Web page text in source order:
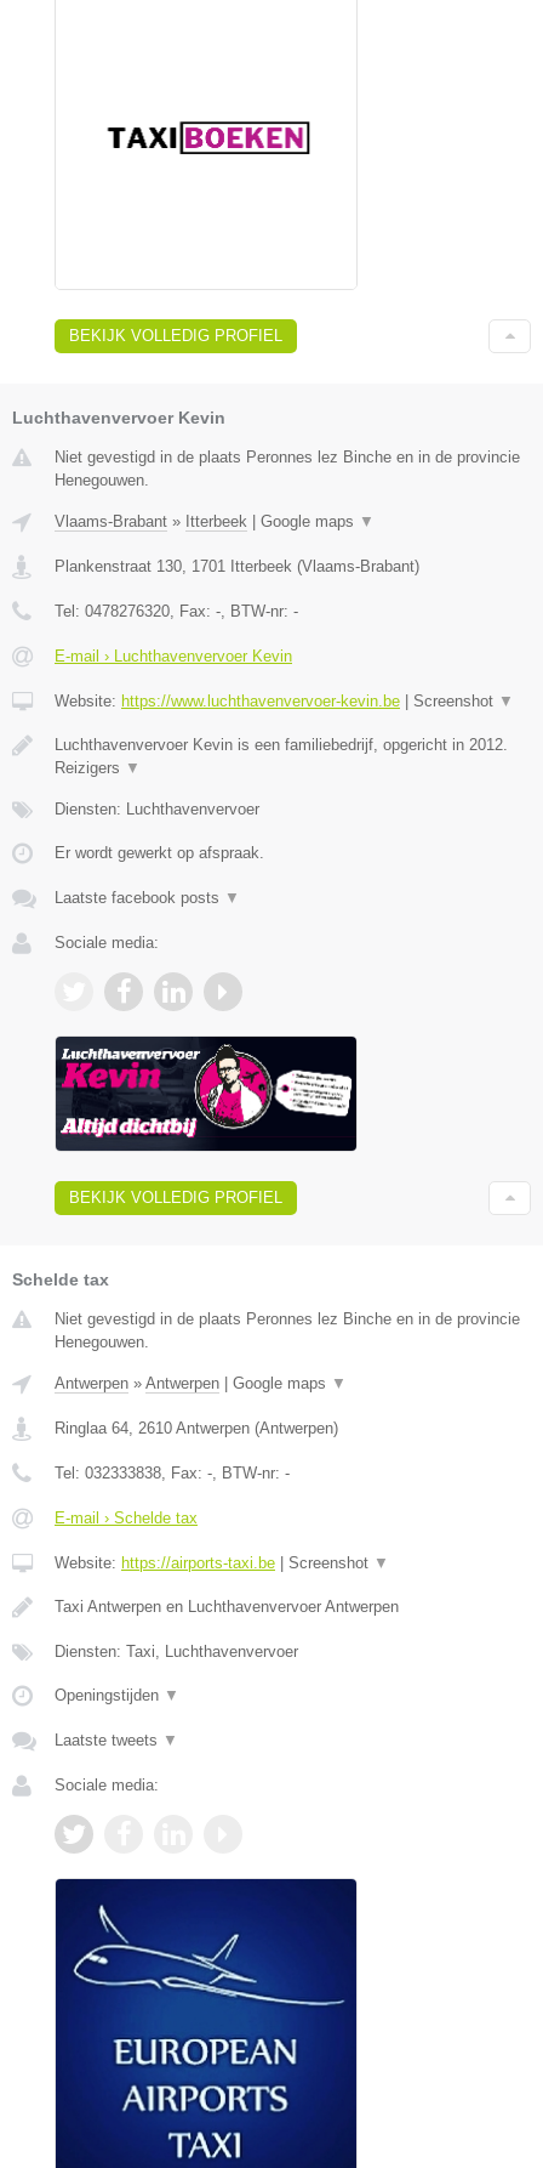
BEKIJK VOLLEDIG PROFIEL
Luchthavenvervoer Kevin
Niet gevestigd in de plaats Peronnes lez Binche en in de provincie
Henegouwen.
Vlaams-Brabant » Itterbeek Google maps ▼
Plankenstraat 130, 1701 Itterbeek (Vlaams-Brabant)
Tel: 0478276320, Fax: -, BTW-nr: -
E-mail › Luchthavenvervoer Kevin
Website: https://www.luchthavenvervoer-kevin.be Screenshot ▼
Luchthavenvervoer Kevin is een familiebedrijf, opgericht in 2012.
Reizigers ▼
Diensten: Luchthavenvervoer
Er wordt gewerkt op afspraak.
Laatste facebook posts ▼
Sociale media:
BEKIJK VOLLEDIG PROFIEL
Schelde tax
Niet gevestigd in de plaats Peronnes lez Binche en in de provincie
Henegouwen.
Antwerpen » Antwerpen Google maps ▼
Ringlaa 64, 2610 Antwerpen (Antwerpen)
Tel: 032333838, Fax: -, BTW-nr: -
E-mail › Schelde tax
Website: https://airports-taxi.be Screenshot ▼
Taxi Antwerpen en Luchthavenvervoer Antwerpen
Diensten: Taxi, Luchthavenvervoer
Openingstijden ▼
Laatste tweets ▼
Sociale media: